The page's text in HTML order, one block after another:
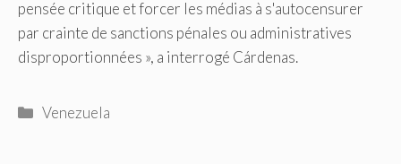
pensée critique et forcer les médias à s'autocensurer
par crainte de sanctions pénales ou administratives
disproportionnées », a interrogé Cárdenas.
Catégories
Venezuela